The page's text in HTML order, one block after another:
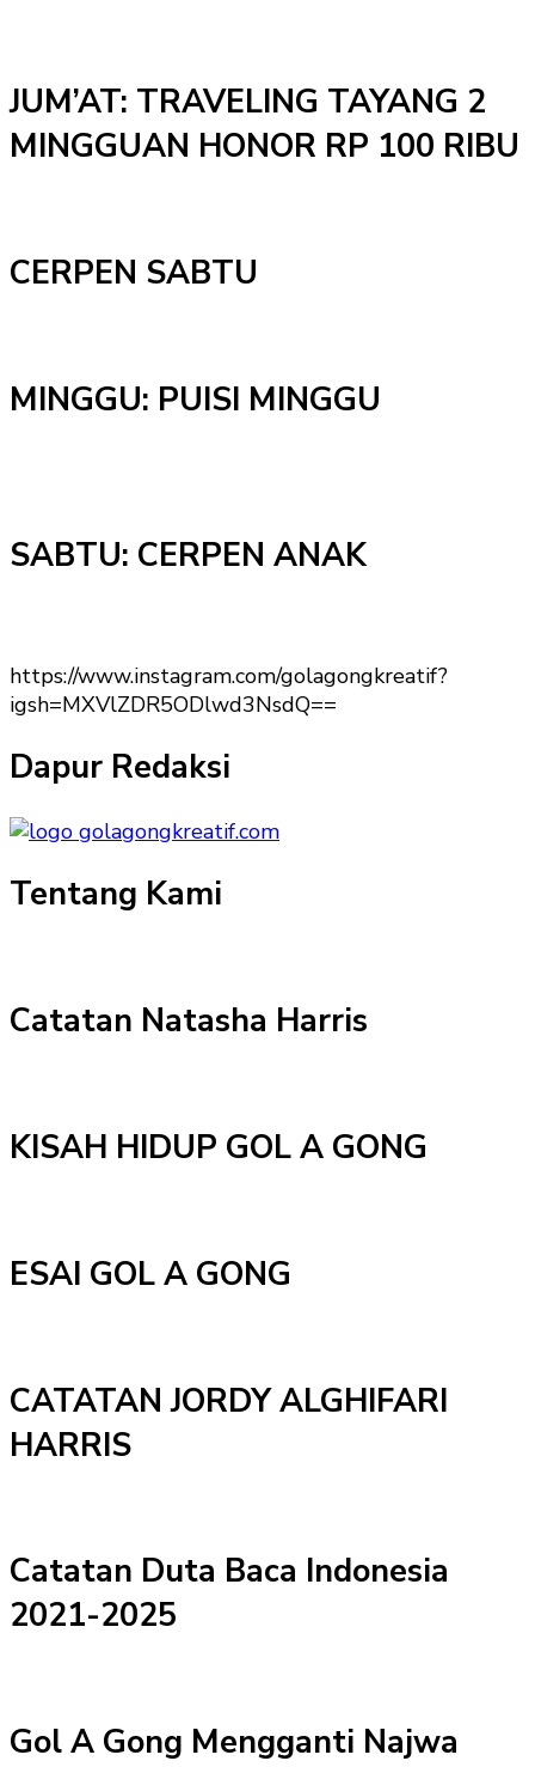
JUM’AT: TRAVELING TAYANG 2
MINGGUAN HONOR RP 100 RIBU
CERPEN SABTU
MINGGU: PUISI MINGGU
SABTU: CERPEN ANAK
https://www.instagram.com/golagongkreatif?
igsh=MXVlZDR5ODlwd3NsdQ==
Dapur Redaksi
Tentang Kami
Catatan Natasha Harris
KISAH HIDUP GOL A GONG
ESAI GOL A GONG
CATATAN JORDY ALGHIFARI
HARRIS
Catatan Duta Baca Indonesia
2021-2025
Gol A Gong Mengganti Najwa